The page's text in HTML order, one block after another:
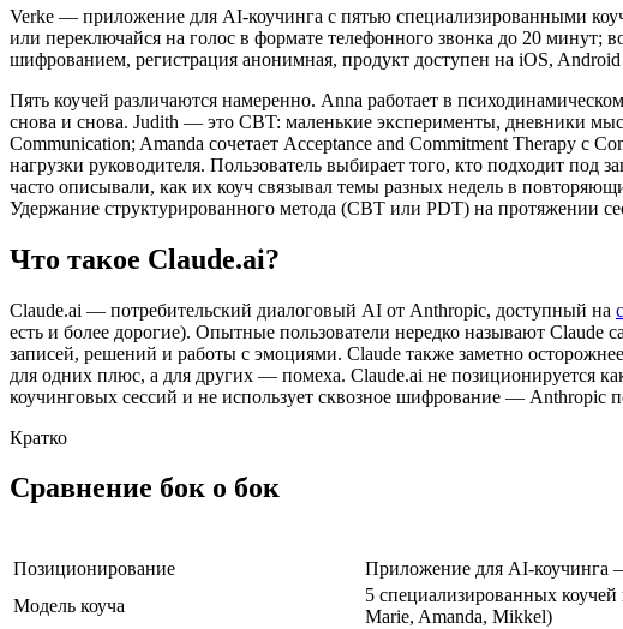
Verke — приложение для AI-коучинга с пятью специализированными
или переключайся на голос в формате телефонного звонка до 20
шифрованием, регистрация анонимная, продукт доступен на iOS, Android
Пять коучей различаются намеренно. Anna работает в
снова и снова. Judith — это CBT: маленькие эксперименты, дневники
Communication; Amanda сочетает Acceptance and Commitment Therapy с
нагрузки руководителя. Пользователь выбирает того, кто подходит под
часто описывали, как их коуч связывал темы разных недель в
Удержание структурированного метода (CBT или PDT) на протяжении
Что такое Claude.ai?
Claude.ai — потребительский диалоговый AI от Anthropic, доступный на
есть и более дорогие). Опытные пользователи нередко называют
записей, решений и работы с эмоциями. Claude также заметно
для одних плюс, а для других — помеха. Claude.ai не позиционируется
коучинговых сессий и не использует сквозное шифрование — Anthropic
Кратко
Сравнение бок о бок
Позиционирование
Приложение для AI-коучинга
Модель коуча
5 специализированных
Marie, Amanda, Mikkel)